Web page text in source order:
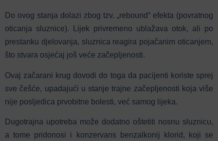
Do ovog stanja dolazi zbog tzv. „rebound“ efekta (povratnog
oticanja sluznice). Lijek privremeno ublažava otok, ali po
prestanku djelovanja, sluznica reagira pojačanim oticanjem,
što stvara osjećaj još veće začepljenosti.
Ovaj začarani krug dovodi do toga da pacijenti koriste sprej
sve češće, upadajući u stanje trajne začepljenosti koja više
nije posljedica prvobitne bolesti, već samog lijeka.
Dugotrajna upotreba može dodatno oštetiti nosnu sluznicu,
a tome pridonosi i konzervans benzalkonij klorid, koji se